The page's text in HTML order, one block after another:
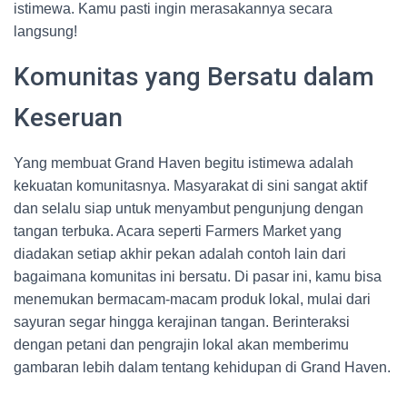
istimewa. Kamu pasti ingin merasakannya secara
langsung!
Komunitas yang Bersatu dalam
Keseruan
Yang membuat Grand Haven begitu istimewa adalah
kekuatan komunitasnya. Masyarakat di sini sangat aktif
dan selalu siap untuk menyambut pengunjung dengan
tangan terbuka. Acara seperti Farmers Market yang
diadakan setiap akhir pekan adalah contoh lain dari
bagaimana komunitas ini bersatu. Di pasar ini, kamu bisa
menemukan bermacam-macam produk lokal, mulai dari
sayuran segar hingga kerajinan tangan. Berinteraksi
dengan petani dan pengrajin lokal akan memberimu
gambaran lebih dalam tentang kehidupan di Grand Haven.